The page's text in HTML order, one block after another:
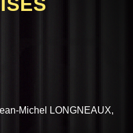
Michel LONGNEAUX,